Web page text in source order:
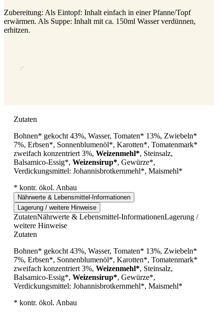
Zubereitung: Als Eintopf: Inhalt einfach in einer Pfanne/Topf
erwärmen. Als Suppe: Inhalt mit ca. 150ml Wasser verdünnen,
erhitzen.
Zutaten
Bohnen* gekocht 43%, Wasser, Tomaten* 13%, Zwiebeln*
7%, Erbsen*, Sonnenblumenöl*, Karotten*, Tomatenmark*
zweifach konzentriert 3%, Weizenmehl*, Steinsalz,
Balsamico-Essig*, Weizensirup*, Gewürze*,
Verdickungsmittel: Johannisbrotkernmehl*, Maismehl*
* kontr. ökol. Anbau
Nährwerte & Lebensmittel-Informationen
Lagerung / weitere Hinweise
ZutatenNährwerte & Lebensmittel-InformationenLagerung /
weitere Hinweise
Zutaten
Bohnen* gekocht 43%, Wasser, Tomaten* 13%, Zwiebeln*
7%, Erbsen*, Sonnenblumenöl*, Karotten*, Tomatenmark*
zweifach konzentriert 3%, Weizenmehl*, Steinsalz,
Balsamico-Essig*, Weizensirup*, Gewürze*,
Verdickungsmittel: Johannisbrotkernmehl*, Maismehl*
* kontr. ökol. Anbau